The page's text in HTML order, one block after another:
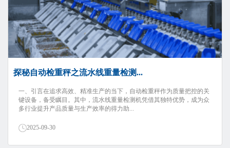
探秘自动检重秤之流水线重量检测...
一、引言在追求高效、精准生产的当下，自动检重秤作为质量把控的关
键设备，备受瞩目。其中，流水线重量检测机凭借其独特优势，成为众
多行业提升产品质量与生产效率的得力助...
2025-09-30